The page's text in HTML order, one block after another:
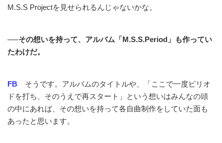
M.S.S Projectを見せられるんじゃないかな。
──その想いを持って、アルバム「M.S.S.Period」も作ってい
たわけだ。
FB そうです。アルバムのタイトルや、「ここで一度ピリオ
ドを打ち、そのうえで再スタート」という想いはみんなの頭
の中にあれば、その想いを持って各自曲制作をしていた面も
あったと思います。